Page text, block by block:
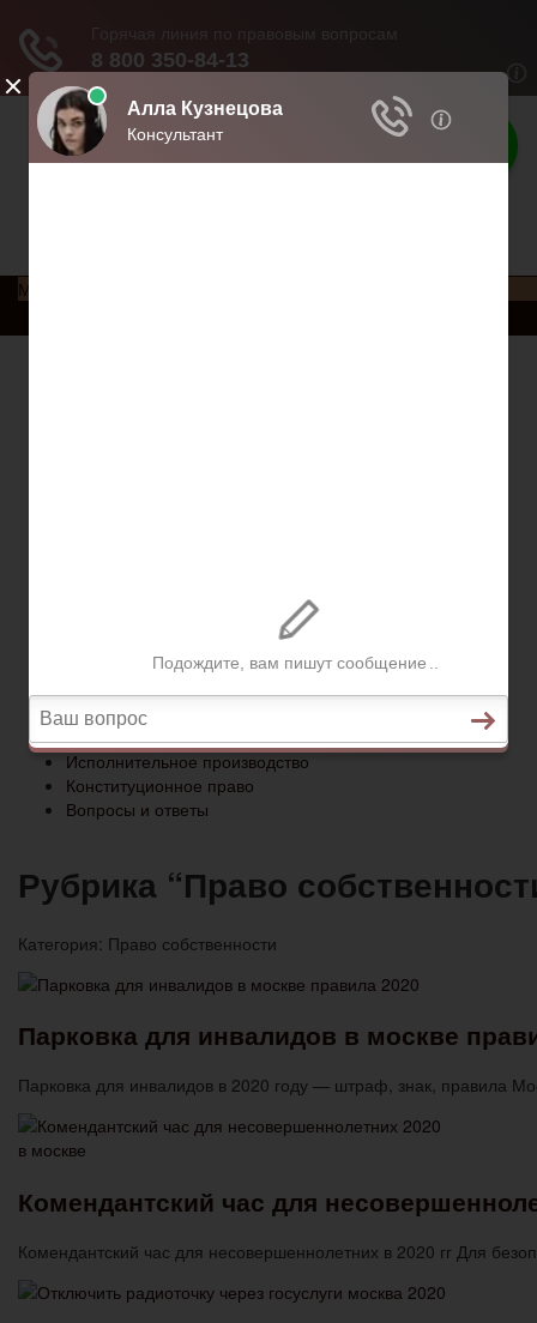
Права россиян
Меню
Главная
Социальное обеспечение
Квитанции ЖКХ
Исполнительное производство
Конституционное право
Вопросы и ответы
Рубрика “Право
Категория: Право собственности
Парковка для инвалидов в москве
Парковка для инвалидов в 2020 году — штраф, знак, правила
Комендантский час для
Комендантский час для несовершеннолетних в 2020 гг ​​Для